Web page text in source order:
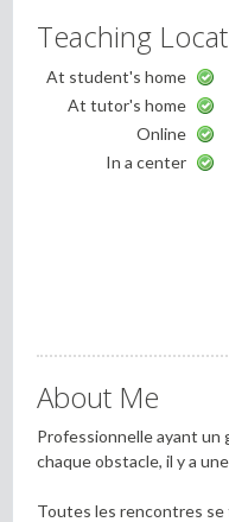
Teaching
At student's home
At tutor's home
Online
In a center
About Me
Professionnelle ayant un
chaque obstacle, il y a
Toutes les rencontres se